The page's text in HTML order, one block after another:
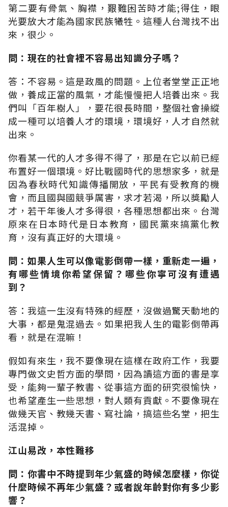
第二要有骨氣、胸襟，艱難困苦時才能;得住，眼
光要放大才能為國家民族犧牲。這種人台灣找不出
來，很少。
問：現在的社會裡不容易出知識分子嗎？
答：不容易。這是政風的問題。上位者堂堂正正地
做，養成正當的風氣，才能慢慢把人培養出來。我
們叫「百年樹人」，要花很長時間，整個社會操縱
成一種可以培養人才的環境，環境好，人才自然就
出來。
你看某一代的人才多得不得了，那是在它以前已經
布置好一個環境。好比戰國時代的思想家多，就是
因為春秋時代知識傳播開放，平民有受教育的機
會，而且國與國競爭厲害，求才若渴，所以獎勵人
才，若干年後人才多得很，各種思想都出來。台灣
原來在日本時代是日本教育，國民黨來搞黨化教
育，沒有真正好的大環境。
問：如果人生可以像電影倒帶一樣，重新走一遍，
有哪些情境你希望保留？哪些你寧可沒有遭遇
到？
答：我這一生沒有特殊的經歷，沒做過驚天動地的
大事，都是鬼混過去。如果把我人生的電影倒帶再
看，就是在混嘛！
假如有來生，我不要像現在這樣在政府工作，我要
專門做文史哲方面的學問，因為讀這方面的書是享
受，能夠一輩子教書、從事這方面的研究很愉快，
也希望產生一些思想，對人類有貢獻。不要像現在
做幾天官、教幾天書、寫社論，搞這些名堂，把生
活混掉。
江山易改，本性難移
問：你書中不時提到年少氣盛的時候怎麼樣，你從
什麼時候不再年少氣盛？或者說年齡對你有多少影
響？